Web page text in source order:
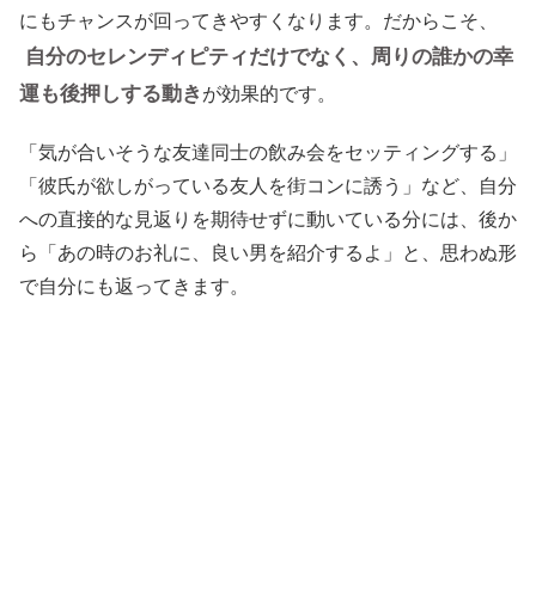
にもチャンスが回ってきやすくなります。だからこそ、
自分のセレンディピティだけでなく、周りの誰かの幸
運も後押しする動き が効果的です。
「気が合いそうな友達同士の飲み会をセッティングする」
「彼氏が欲しがっている友人を街コンに誘う」など、自分
への直接的な見返りを期待せずに動いている分には、後か
ら「あの時のお礼に、良い男を紹介するよ」と、思わぬ形
で自分にも返ってきます。